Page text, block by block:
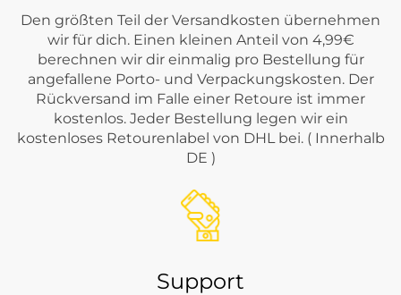
Den größten Teil der Versandkosten übernehmen
wir für dich. Einen kleinen Anteil von 4,99€
berechnen wir dir einmalig pro Bestellung für
angefallene Porto- und Verpackungskosten. Der
Rückversand im Falle einer Retoure ist immer
kostenlos. Jeder Bestellung legen wir ein
kostenloses Retourenlabel von DHL bei. ( Innerhalb
DE )
Support